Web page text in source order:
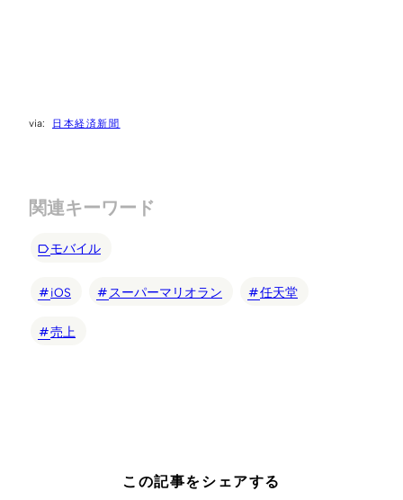
日本経済新聞
関連キーワード
モバイル
iOS スーパーマリオラン 任天堂
売上
この記事をシェアする